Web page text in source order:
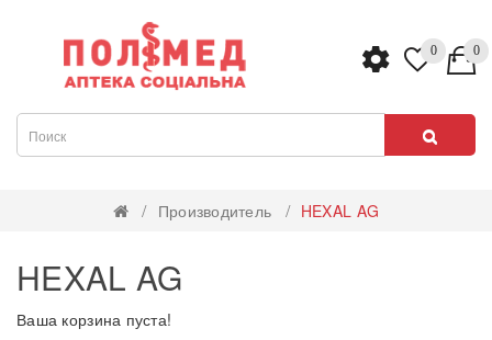
0 0
Производитель HEXAL AG
HEXAL AG
Ваша корзина пуста!